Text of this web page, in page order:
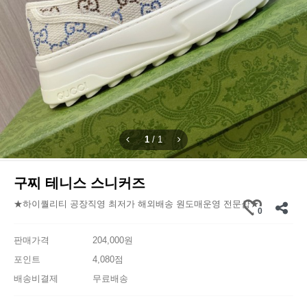
1 / 1
구찌 테니스 스니커즈
★하이퀄리티 공장직영 최저가 해외배송 원도매운영 전문샵★
0
판매가격
204,000원
포인트
4,080점
배송비결제
무료배송